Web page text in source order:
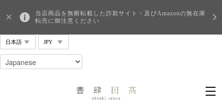
当店商品を無断転載した詐欺サイト・及びAmazonの無在庫
転売に御注意ください